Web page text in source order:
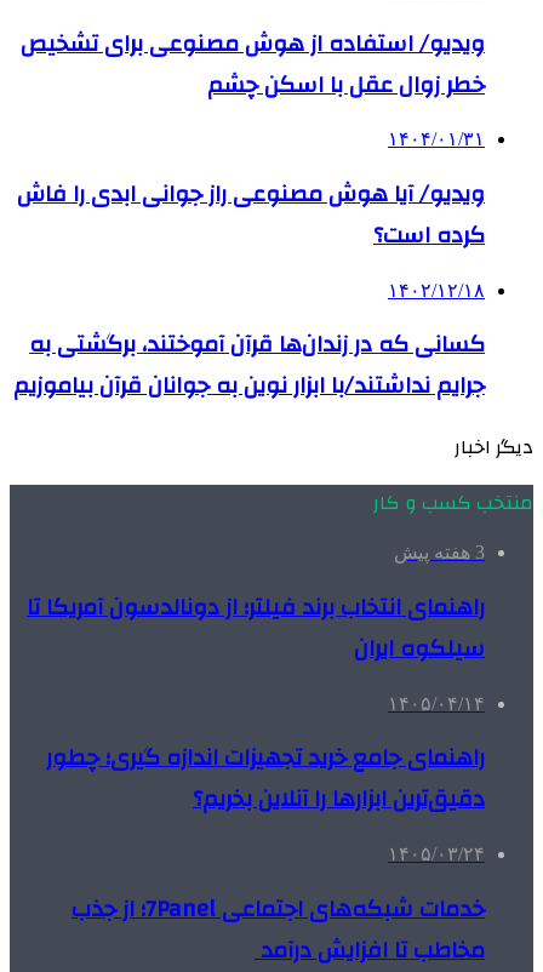
ویدیو/ استفاده از هوش مصنوعی برای تشخیص
خطر زوال عقل با اسکن چشم
۱۴۰۴/۰۱/۳۱
ویدیو/ آیا هوش مصنوعی راز جوانی ابدی را فاش
کرده است؟
۱۴۰۲/۱۲/۱۸
کسانی که در زندان‌ها قرآن آموختند، برگشتی به
جرایم نداشتند/با ابزار نوین به جوانان قرآن بیاموزیم
دیگر اخبار
منتخب کسب و کار
3 هفته پیش
راهنمای انتخاب برند فیلتر؛ از دونالدسون آمریکا تا
سیلکوه ایران
۱۴۰۵/۰۴/۱۴
راهنمای جامع خرید تجهیزات اندازه گیری؛ چطور
دقیق‌ترین ابزارها را آنلاین بخریم؟
۱۴۰۵/۰۳/۲۴
خدمات شبکه‌های اجتماعی 7Panel؛ از جذب
مخاطب تا افزایش درآمد